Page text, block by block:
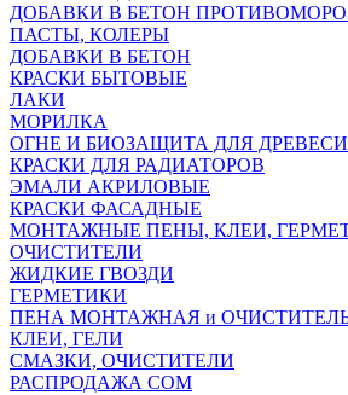
ДОБАВКИ В БЕТОН
ПАСТЫ, КОЛЕРЫ
ДОБАВКИ В БЕТОН
КРАСКИ БЫТОВЫЕ
ЛАКИ
МОРИЛКА
ОГНЕ И БИОЗАЩИТА ДЛЯ
КРАСКИ ДЛЯ РАДИАТОРОВ
ЭМАЛИ АКРИЛОВЫЕ
КРАСКИ ФАСАДНЫЕ
МОНТАЖНЫЕ ПЕНЫ, КЛЕИ,
ОЧИСТИТЕЛИ
ЖИДКИЕ ГВОЗДИ
ГЕРМЕТИКИ
ПЕНА МОНТАЖНАЯ и
КЛЕИ, ГЕЛИ
СМАЗКИ, ОЧИСТИТЕЛИ
РАСПРОДАЖА СОМ